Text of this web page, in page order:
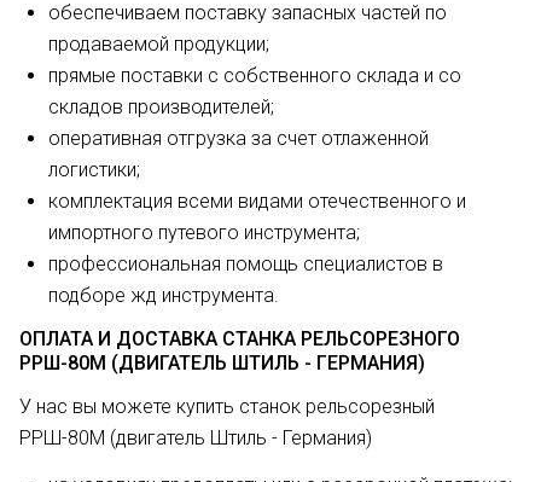
обеспечиваем поставку запасных частей по
продаваемой продукции;
прямые поставки с собственного склада и со
складов производителей;
оперативная отгрузка за счет отлаженной
логистики;
комплектация всеми видами отечественного и
импортного путевого инструмента;
профессиональная помощь специалистов в
подборе жд инструмента.
ОПЛАТА И ДОСТАВКА СТАНКА РЕЛЬСОРЕЗНОГО
РРШ-80М (ДВИГАТЕЛЬ ШТИЛЬ - ГЕРМАНИЯ)
У нас вы можете купить станок рельсорезный
РРШ-80М (двигатель Штиль - Германия)